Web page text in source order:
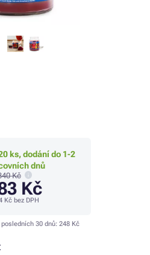
ks, dodání do 1-2
dnů
Kč
Kč
Kčbez DPH
30 dnů: 248 Kč